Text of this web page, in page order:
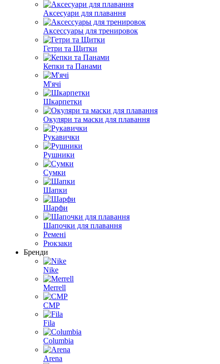
Аксесуари для плавання
Аксессуары для тренировок
Гетри та Щитки
Кепки та Панами
М'ячі
Шкарпетки
Окуляри та маски для плавання
Рукавички
Рушники
Сумки
Шапки
Шарфи
Шапочки для плавання
Ремені
Рюкзаки
Бренди
Nike
Merrell
CMP
Fila
Columbia
Arena